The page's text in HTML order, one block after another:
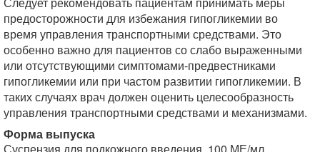
предосторожности для избежания гипогликемии во
время управления транспортными средствами. Это
особенно важно для пациентов со слабо выраженными
или отсутствующими симптомами-предвестниками
гипогликемии или при частом развитии гипогликемии. В
таких случаях врач должен оценить целесообразность
управления транспортными средствами и механизмами.
Форма выпуска